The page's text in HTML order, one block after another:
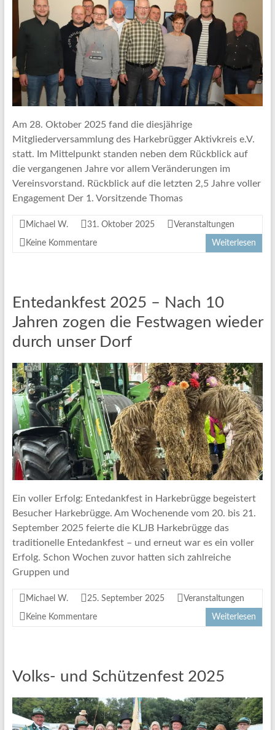
Am 28. Oktober 2025 fand die diesjährige
Mitgliederversammlung des Harkebrügger Aktivkreis e.V.
statt. Im Mittelpunkt standen neben dem Rückblick auf
die vergangenen Jahre vor allem Veränderungen im
Vereinsvorstand. Rückblick auf die letzten 2,5 Jahre voller
Engagement Der 1. Vorsitzende Thomas
Michael W. 31. Oktober 2025 Veranstaltungen
Keine Kommentare Weiterlesen
Entedankfest 2025 – Nach 10
Jahren zogen die Festwagen wieder
durch unser Dorf
Ein voller Erfolg: Entedankfest in Harkebrügge begeistert
Besucher Harkebrügge. Am Wochenende vom 20. bis 21.
September 2025 feierte die KLJB Harkebrügge das
traditionelle Entedankfest – und erneut war es ein voller
Erfolg. Schon Wochen zuvor hatten sich zahlreiche
Gruppen und
Michael W. 25. September 2025 Veranstaltungen
Keine Kommentare Weiterlesen
Volks- und Schützenfest 2025